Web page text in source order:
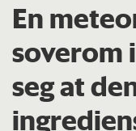
En
soverom
seg at